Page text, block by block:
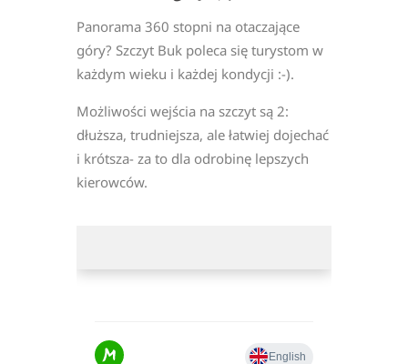
Panorama 360 stopni na otaczające
góry? Szczyt Buk poleca się turystom w
każdym wieku i każdej kondycji :-).
Możliwości wejścia na szczyt są 2:
dłuższa, trudniejsza, ale łatwiej dojechać
i krótsza- za to dla odrobinę lepszych
kierowców.